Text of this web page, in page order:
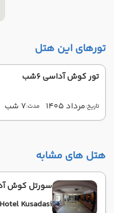
تورهای این هتل
تور کوش آداسی 6شب
تاریخ:مرداد 1405 مدت:7 شب
هتل های مشابه
سورتل کوش
Kusadasi